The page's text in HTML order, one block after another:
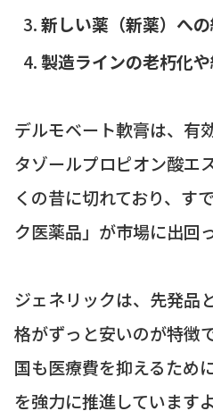
新しい薬（新薬）へ
製造ラインの老朽化
デルモベート軟膏は、有
タゾールプロピオン酸エ
くの昔に切れており、す
ク医薬品」が市場に出回
ジェネリックは、先発品
格がずっと安いのが特徴で
国も医療費を抑えるため
を強力に推進していますよ